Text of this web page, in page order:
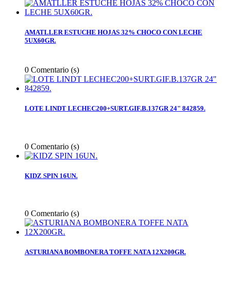
AMATLLER ESTUCHE HOJAS 32% CHOCO CON LECHE
5UX60GR.
0 Comentario (s)
LOTE LINDT LECHEC200+SURT.GIF.B.137GR 24" 842859.
0 Comentario (s)
KIDZ SPIN 16UN.
0 Comentario (s)
ASTURIANA BOMBONERA TOFFE NATA 12X200GR.